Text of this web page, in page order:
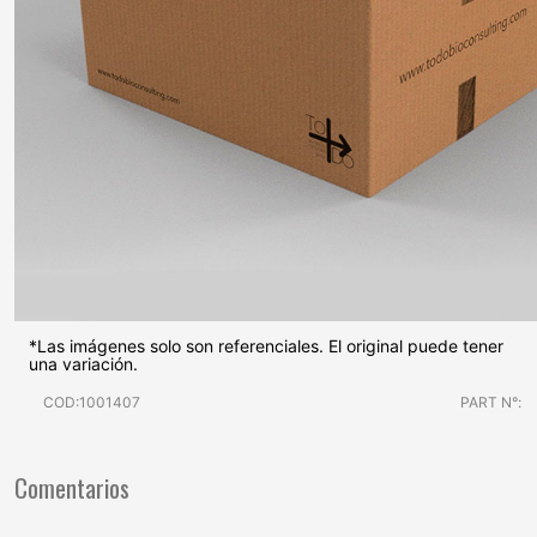
*Las imágenes solo son referenciales. El original puede tener
una variación.
COD:1001407 PART N°:
Comentarios